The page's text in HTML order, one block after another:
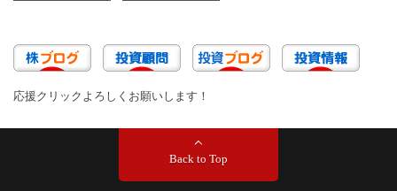
応援クリックよろしくお願いします！
Back to Top